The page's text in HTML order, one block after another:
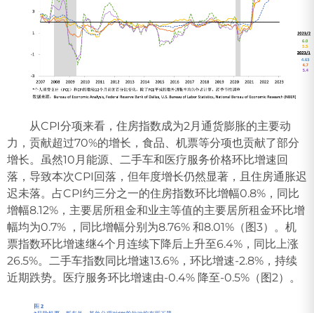
从CPI分项来看，住房指数成为2月通货膨胀的主要动
力，贡献超过70%的增长，食品、机票等分项也贡献了部分
增长。虽然10月能源、二手车和医疗服务价格环比增速回
落，导致本次CPI回落，但年度增长仍然显著，且住房通胀迟
迟未落。占CPI约三分之一的住房指数环比增幅0.8%，同比
增幅8.12%，主要居所租金和业主等值的主要居所租金环比增
幅均为0.7% ，同比增幅分别为8.76% 和8.01%（图3）。机
票指数环比增速继4个月连续下降后上升至6.4%，同比上涨
26.5%。二手车指数同比增速13.6%，环比增速-2.8%，持续
近期跌势。医疗服务环比增速由-0.4% 降至-0.5%（图2）。